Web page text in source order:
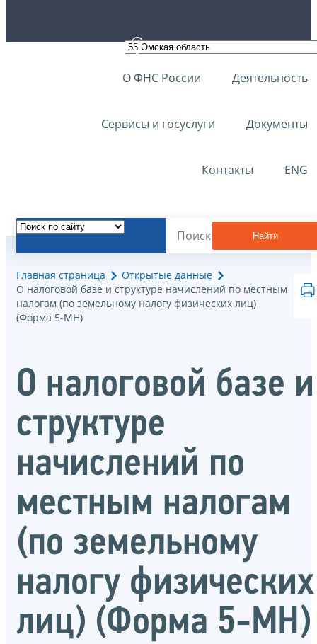
О ФНС России Деятельность
Сервисы и госуслуги Документы
Контакты ENG
Найти
Главная страница
Открытые данные
О налоговой базе и структуре начислений по местным
налогам (по земельному налогу физических лиц)
(Форма 5-МН)
О налоговой базе и
структуре
начислений по
местным налогам
(по земельному
налогу физических
лиц) (Форма 5-МН)